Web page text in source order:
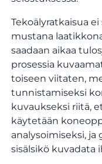
Tekoälyratkaisua
mustana
saadaan aikaa
prosessia
toiseen viitaten,
tunnistamiseksi
kuvaukseksi riitä,
käytetään
analysoimiseksi,
sisälsikö kuvadata